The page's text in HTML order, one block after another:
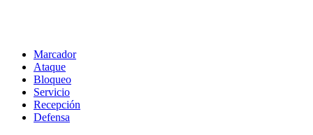
Marcador
Ataque
Bloqueo
Servicio
Recepción
Defensa